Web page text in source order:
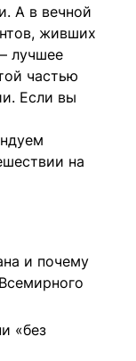
А в вечной
живших
лучшее
частью
Если вы
на
и почему
«без